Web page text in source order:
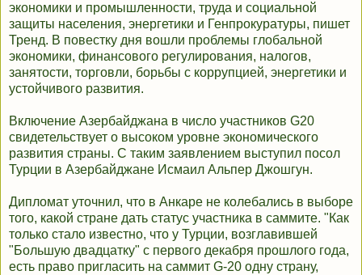
экономики и промышленности, труда и социальной
защиты населения, энергетики и Генпрокуратуры, пишет
Тренд. В повестку дня вошли проблемы глобальной
экономики, финансового регулирования, налогов,
занятости, торговли, борьбы с коррупцией, энергетики и
устойчивого развития.
Включение Азербайджана в число участников G20
свидетельствует о высоком уровне экономического
развития страны. С таким заявлением выступил посол
Турции в Азербайджане Исмаил Альпер Джошгун.
Дипломат уточнил, что в Анкаре не колебались в выборе
того, какой стране дать статус участника в саммите. "Как
только стало известно, что у Турции, возглавившей
"Большую двадцатку" с первого декабря прошлого года,
есть право пригласить на саммит G-20 одну страну,